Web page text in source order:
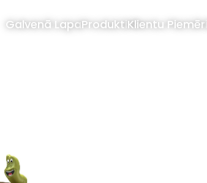
Galvenā LapaProduktiKlientu Piemēri